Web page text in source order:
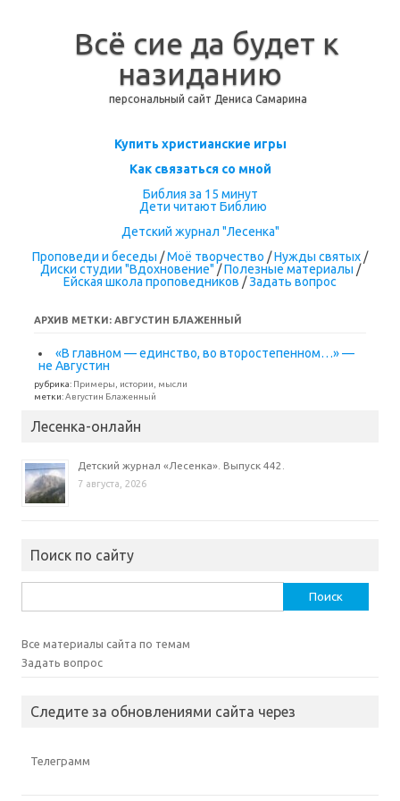
Всё сие да будет к
назиданию
персональный сайт Дениса Самарина
Перейти к содержимому
Купить христианские игры
Как связаться со мной
Библия за 15 минут
Дети читают Библию
Детский журнал "Лесенка"
Проповеди и беседы /Моё творчество /Нужды святых /
Диски студии "Вдохновение" /Полезные материалы /
Ейская школа проповедников /Задать вопрос
АРХИВ МЕТКИ: АВГУСТИН БЛАЖЕННЫЙ
«В главном — единство, во второстепенном…» —
не Августин
рубрика: Примеры, истории, мысли
метки:Августин Блаженный
Лесенка-онлайн
Детский журнал «Лесенка». Выпуск 442.
7 августа, 2026
Поиск по сайту
Все материалы сайта по темам
Задать вопрос
Следите за обновлениями сайта через
Телеграмм